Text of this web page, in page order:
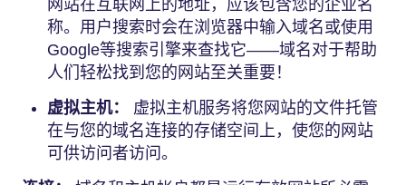
网站在互联网上的地址，应该包含您的企业名
称。用户搜索时会在浏览器中输入域名或使用
Google等搜索引擎来查找它——域名对于帮助
人们轻松找到您的网站至关重要！
虚拟主机： 虚拟主机服务将您网站的文件托管
在与您的域名连接的存储空间上，使您的网站
可供访问者访问。